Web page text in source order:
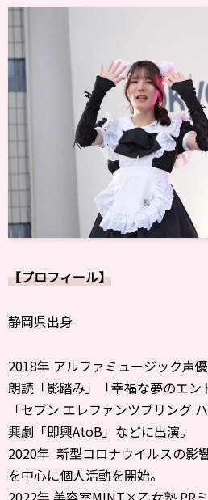
【プロフィール】
静岡県出身
2018年 アルファミュージック声
朗読「影踏み」「幸福な夢のエン
「セブン エレファンツブリング
興劇「即興AtoB」などに出演。
2020年 新型コロナウイルスの影
を中心に個人活動を開始。